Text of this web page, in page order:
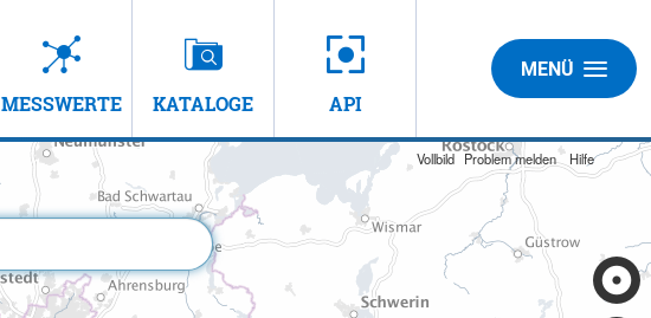
MESSWERTE KATALOGE API
MENÜ